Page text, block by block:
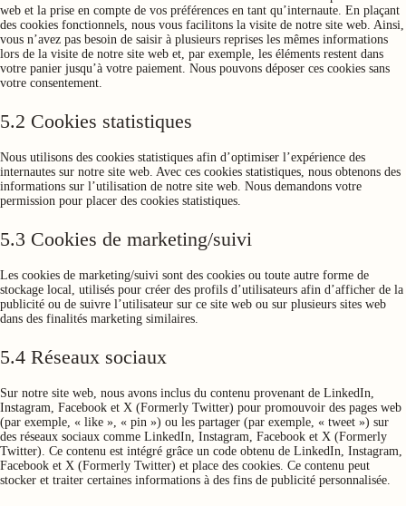
web et la prise en compte de vos préférences en tant qu’internaute. En plaçant
des cookies fonctionnels, nous vous facilitons la visite de notre site web. Ainsi,
vous n’avez pas besoin de saisir à plusieurs reprises les mêmes informations
lors de la visite de notre site web et, par exemple, les éléments restent dans
votre panier jusqu’à votre paiement. Nous pouvons déposer ces cookies sans
votre consentement.
5.2 Cookies statistiques
Nous utilisons des cookies statistiques afin d’optimiser l’expérience des
internautes sur notre site web. Avec ces cookies statistiques, nous obtenons des
informations sur l’utilisation de notre site web. Nous demandons votre
permission pour placer des cookies statistiques.
5.3 Cookies de marketing/suivi
Les cookies de marketing/suivi sont des cookies ou toute autre forme de
stockage local, utilisés pour créer des profils d’utilisateurs afin d’afficher de la
publicité ou de suivre l’utilisateur sur ce site web ou sur plusieurs sites web
dans des finalités marketing similaires.
5.4 Réseaux sociaux
Sur notre site web, nous avons inclus du contenu provenant de LinkedIn,
Instagram, Facebook et X (Formerly Twitter) pour promouvoir des pages web
(par exemple, « like », « pin ») ou les partager (par exemple, « tweet ») sur
des réseaux sociaux comme LinkedIn, Instagram, Facebook et X (Formerly
Twitter). Ce contenu est intégré grâce un code obtenu de LinkedIn, Instagram,
Facebook et X (Formerly Twitter) et place des cookies. Ce contenu peut
stocker et traiter certaines informations à des fins de publicité personnalisée.